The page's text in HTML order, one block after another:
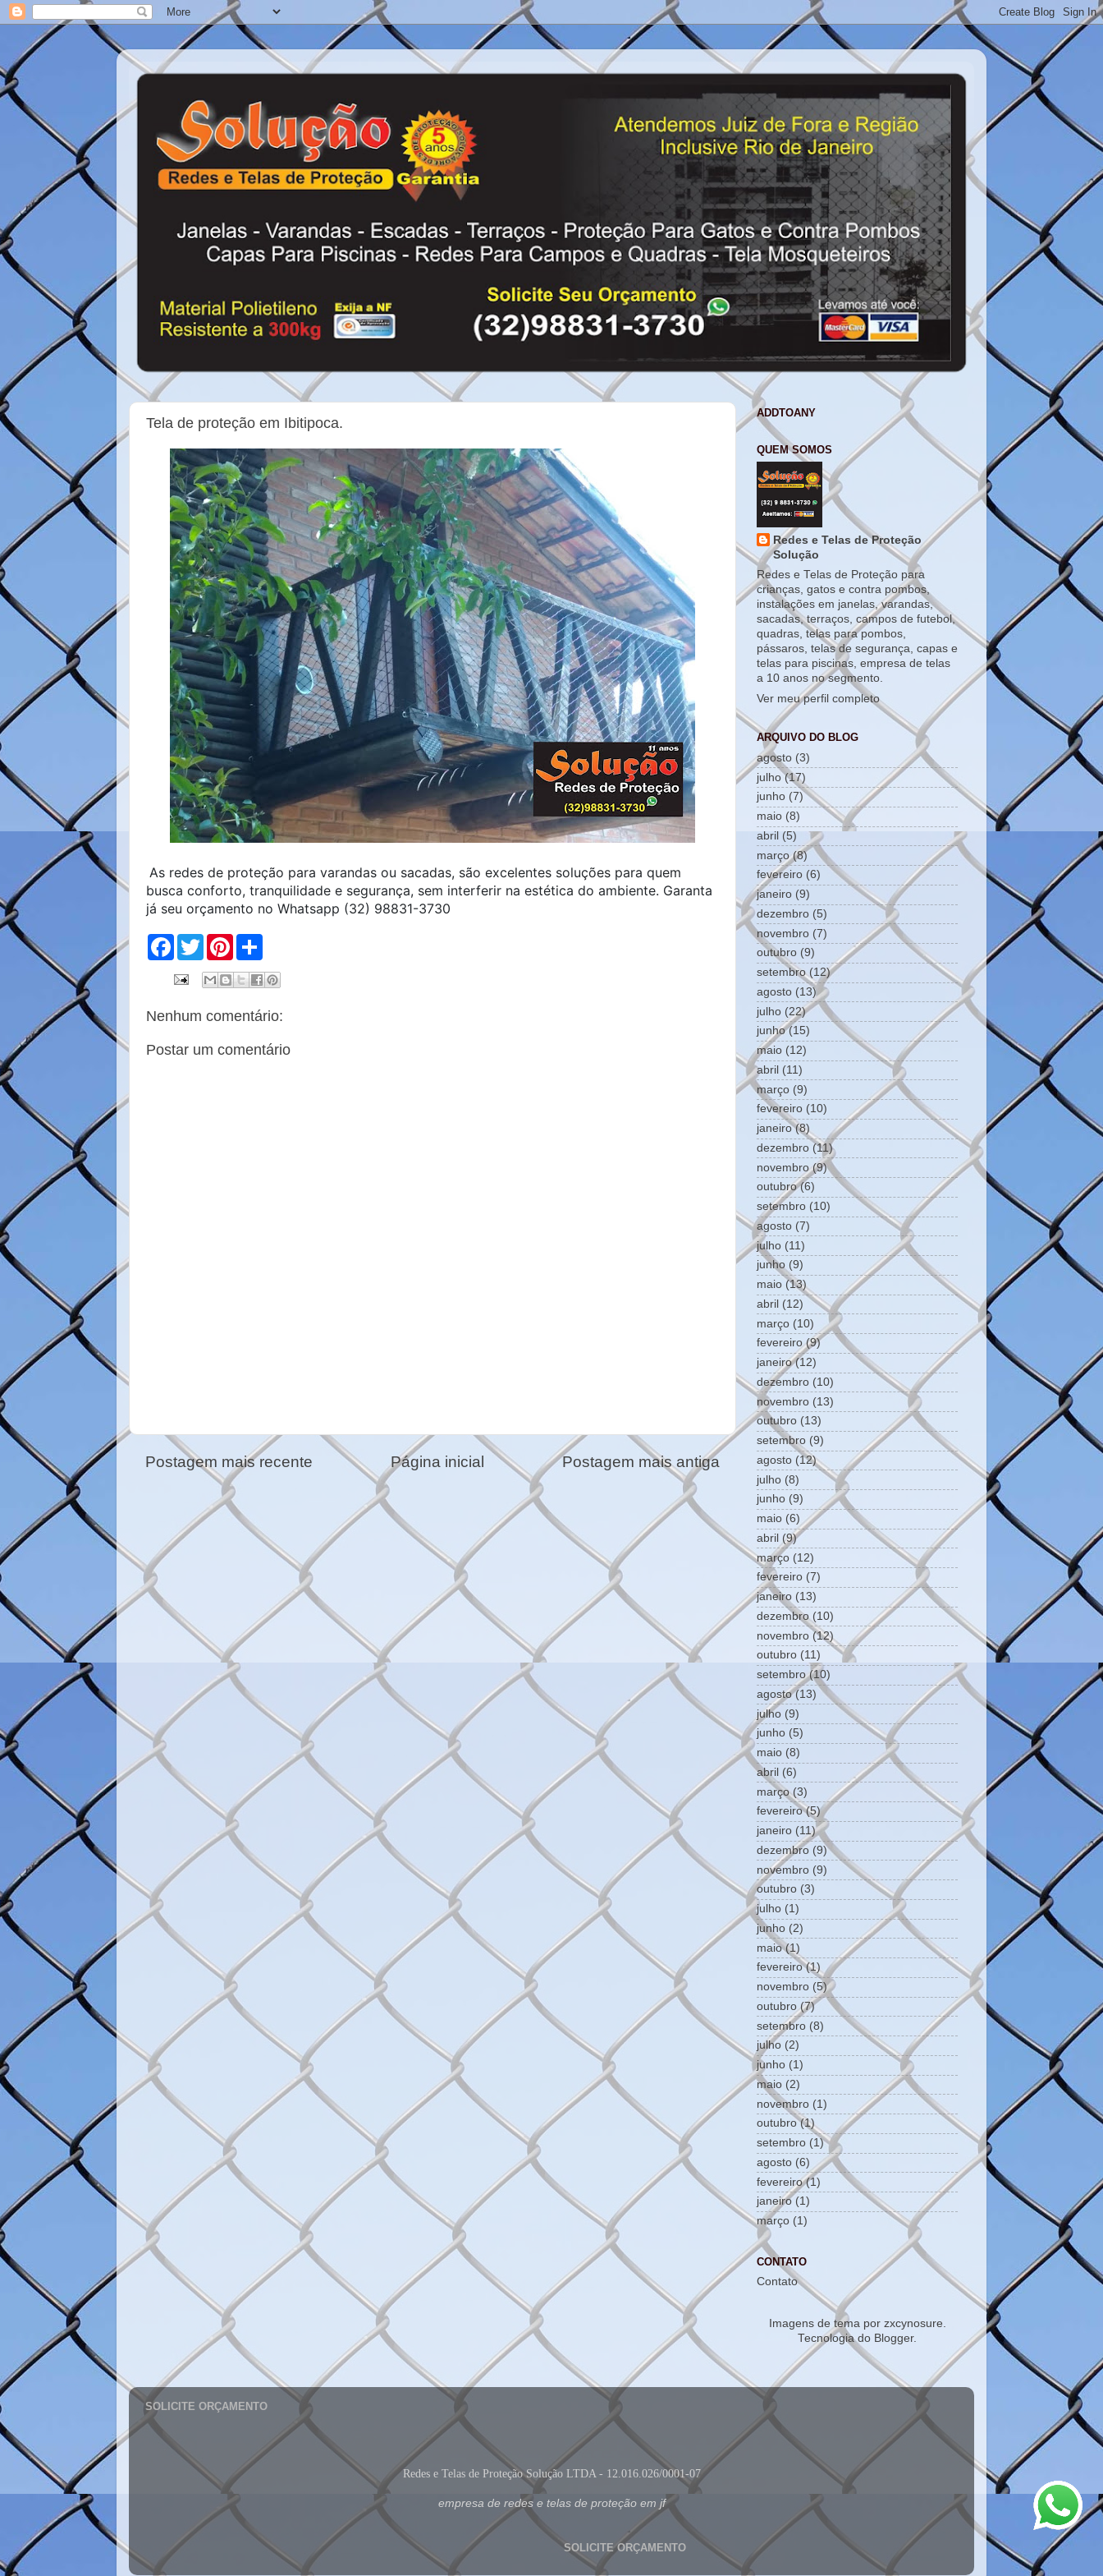
Tela de proteção em Ibitipoca.
As redes de proteção para varandas ou sacadas, são excelentes soluções para quem
busca conforto, tranquilidade e segurança, sem interferir na estética do ambiente. Garanta
já seu orçamento no Whatsapp (32) 98831-3730
F
e
o
T
w
t
r
P
e
t
Nenhum comentário:
Postar um comentário
Postagem mais recente Postagem mais antiga
Página inicial
ADDTOANY
QUEM SOMOS
Redes e Telas de Proteção
Solução
Redes e Telas de Proteção para
crianças, gatos e contra pombos,
instalações em janelas, varandas,
sacadas, terraços, campos de futebol,
quadras, telas para pombos,
pássaros, telas de segurança, capas e
telas para piscinas, empresa de telas
a 10 anos no segmento.
Ver meu perfil completo
ARQUIVO DO BLOG
agosto (3)
julho(17)
junho (7)
maio (8)
abril (5)
março(8)
fevereiro (6)
janeiro (9)
dezembro (5)
novembro (7)
outubro (9)
setembro(12)
agosto (13)
julho (22)
junho(15)
maio (12)
abril (11)
março (9)
fevereiro (10)
janeiro(8)
dezembro (11)
novembro (9)
outubro(6)
setembro (10)
agosto (7)
julho (11)
junho (9)
maio (13)
abril (12)
março (10)
fevereiro (9)
janeiro(12)
dezembro (10)
novembro (13)
outubro (13)
setembro (9)
agosto (12)
julho (8)
junho (9)
maio (6)
abril (9)
março (12)
fevereiro (7)
janeiro (13)
dezembro (10)
novembro (12)
outubro (11)
setembro(10)
agosto(13)
julho (9)
junho (5)
maio (8)
abril (6)
março(3)
fevereiro(5)
janeiro (11)
dezembro (9)
novembro (9)
outubro (3)
julho (1)
junho (2)
maio(1)
fevereiro(1)
novembro (5)
outubro (7)
setembro (8)
julho (2)
junho (1)
maio (2)
novembro (1)
outubro(1)
setembro (1)
agosto (6)
fevereiro(1)
janeiro(1)
março (1)
CONTATO
Contato
Imagens de tema por zxcynosure
Tecnologia do Blogger.
SOLICITE ORÇAMENTO
Redes e Telas de Proteção Solução LTDA - 12.016.026/0001-07
empresa de redes e telas de proteção em jf
SOLICITE ORÇAMENTO